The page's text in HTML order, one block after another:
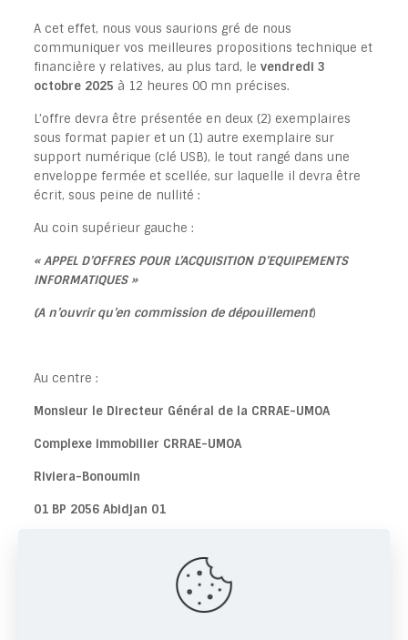
A cet effet, nous vous saurions gré de nous
communiquer vos meilleures propositions technique et
financière y relatives, au plus tard, le vendredi 3
octobre 2025 à 12 heures 00 mn précises.
L’offre devra être présentée en deux (2) exemplaires
sous format papier et un (1) autre exemplaire sur
support numérique (clé USB), le tout rangé dans une
enveloppe fermée et scellée, sur laquelle il devra être
écrit, sous peine de nullité :
Au coin supérieur gauche :
« APPEL D’OFFRES POUR L’ACQUISITION D’EQUIPEMENTS
INFORMATIQUES »
(A n’ouvrir qu’en commission de dépouillement)
Au centre :
Monsieur le Directeur Général de la CRRAE-UMOA
Complexe immobilier CRRAE-UMOA
Riviera-Bonoumin
01 BP 2056 Abidjan 01